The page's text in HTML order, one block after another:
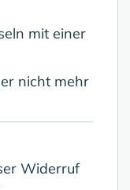
mit einer
nicht mehr
Widerruf